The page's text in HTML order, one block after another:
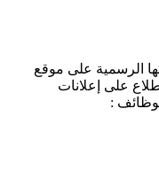
الرسمية على موقع
على إعلانات
: